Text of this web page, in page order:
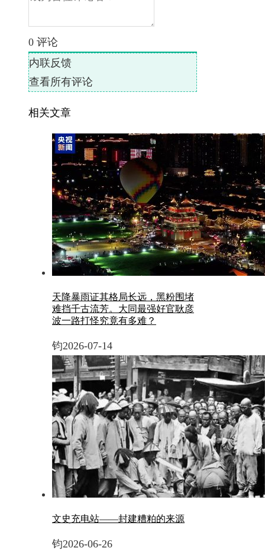
0 评论
内联反馈
查看所有评论
相关文章
天降暴雨证其格局长远，黑粉围堵
难挡千古流芳。大同最强好官耿彦
波一路打怪究竟有多难？
钧2026-07-14
文史充电站——封建糟粕的来源
钧2026-06-26